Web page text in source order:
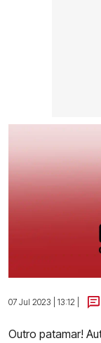
07 Jul 2023 | 13:12 |
Outro patamar!